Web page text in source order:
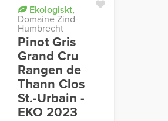
Ekologiskt,
Domaine Zind-
Humbrecht
Pinot Gris
Grand Cru
Rangen de
Thann Clos
St.-Urbain -
EKO 2023